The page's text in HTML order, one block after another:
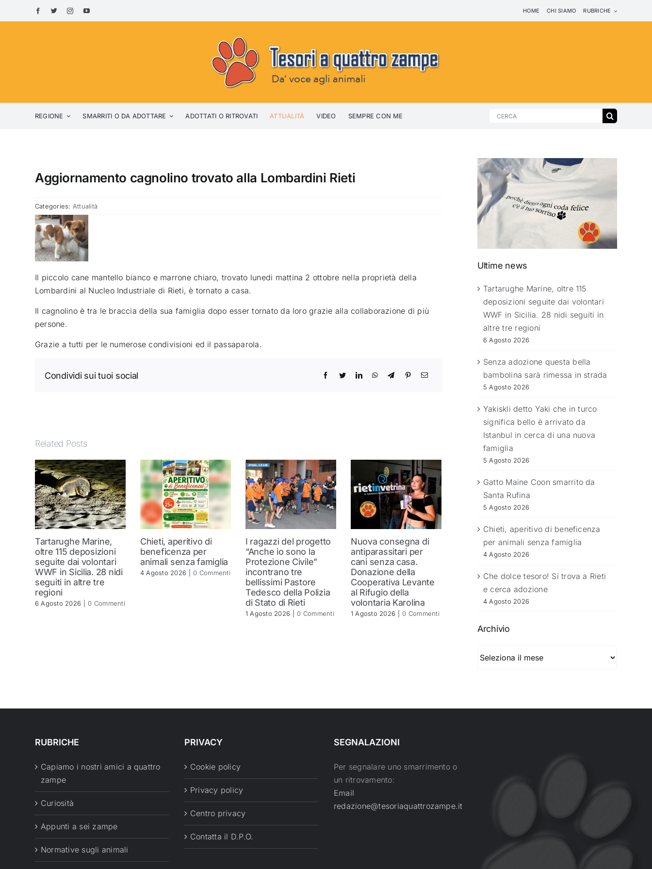
to
HOME CHI SIAMO RUBRICHE
REGIONE SMARRITI O DA ADOTTARE ADOTTATI O RITROVATI ATTUALITÀ VIDEO SEMPRE CON ME
Search
Aggiornamento cagnolino trovato alla Lombardini Rieti
Categories: Attualità
Il piccolo cane mantello bianco e marrone chiaro, trovato lunedi mattina 2 ottobre nella proprietà della
Lombardini al Nucleo Industriale di Rieti, è tornato a casa.
Il cagnolino è tra le braccia della sua famiglia dopo esser tornato da loro grazie alla collaborazione di più
persone.
Grazie a tutti per le numerose condivisioni ed il passaparola.
Condividi sui tuoi social
Related Posts
Tartarughe Marine,
oltre 115 deposizioni
seguite dai volontari
WWF in Sicilia. 28 nidi
seguiti in altre tre
regioni
6 Agosto 2026 0 Commenti
Chieti, aperitivo di
beneficenza per
animali senza famiglia
4 Agosto 2026 0 Commenti
I ragazzi del progetto
“Anche io sono la
Protezione Civile”
incontrano tre
bellissimi Pastore
Tedesco della Polizia
di Stato di Rieti
1 Agosto 2026 0 Commenti
Nuova consegna di
antiparassitari per
cani senza casa.
Donazione della
Cooperativa Levante
al Rifugio della
volontaria Karolina
1 Agosto 2026 0 Commenti
Ultime news
Tartarughe Marine, oltre 115
deposizioni seguite dai volontari
WWF in Sicilia. 28 nidi seguiti in
altre tre regioni
6 Agosto 2026
Senza adozione questa bella
bambolina sarà rimessa in strada
5 Agosto 2026
Yakiskli detto Yaki che in turco
significa bello è arrivato da
Istanbul in cerca di una nuova
famiglia
5 Agosto 2026
Gatto Maine Coon smarrito da
Santa Rufina
5 Agosto 2026
Chieti, aperitivo di beneficenza
per animali senza famiglia
4 Agosto 2026
Che dolce tesoro! Si trova a Rieti
e cerca adozione
4 Agosto 2026
Archivio
RUBRICHE
Capiamo i nostri amici a quattro
zampe
Curiosità
Appunti a sei zampe
Normative sugli animali
PRIVACY
Cookie policy
Privacy policy
Centro privacy
Contatta il D.P.O.
SEGNALAZIONI
Per segnalare uno smarrimento o
un ritrovamento:
Email
redazione@tesoriaquattrozampe.it